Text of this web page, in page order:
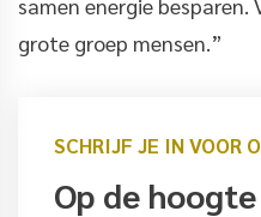
grote groep mensen.”
SCHRIJF JE IN VOOR
Op de